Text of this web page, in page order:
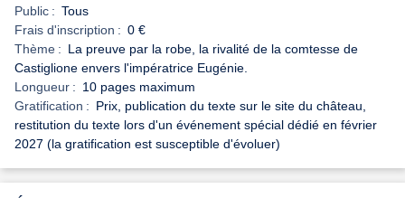
Public : Tous
Frais d'inscription : 0 €
Thème : La preuve par la robe, la rivalité de la comtesse de
Castiglione envers l'impératrice Eugénie.
Longueur : 10 pages maximum
Gratification : Prix, publication du texte sur le site du château,
restitution du texte lors d'un événement spécial dédié en février
2027 (la gratification est susceptible d'évoluer)